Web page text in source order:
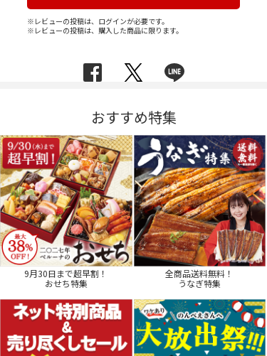
※レビューの投稿は、ログインが必要です。
※レビューの投稿は、購入した商品に限ります。
おすすめ特集
9月30日まで超早割！
おせち特集
全商品送料無料！
うなぎ特集